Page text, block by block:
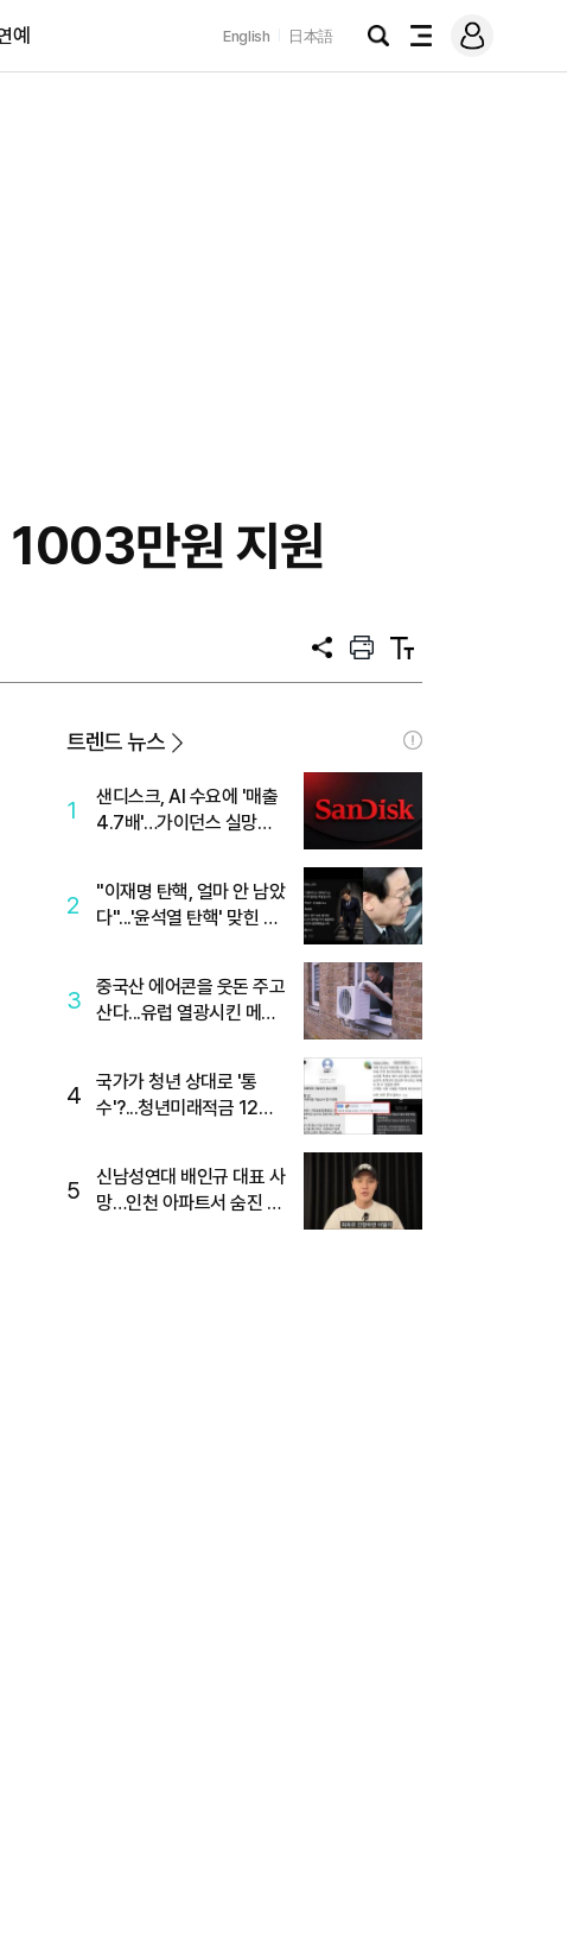
예 English 日本語
검
전
메
그
1003만원 지원
공
프
트
텍
트
트렌드 뉴스
1
샌디스크, AI 수요에 '매출
4.7배'…가이던스 실망에
2
"이재명 탄핵, 얼마 안 남았
다"...'윤석열 탄핵' 맞힌 무
3
중국산 에어콘을 웃돈 주고
산다...유럽 열광시킨 메이
4
국가가 청년 상대로 '통
수'?...청년미래적금 12%
5
신남성연대 배인규 대표 사
망…인천 아파트서 숨진 채